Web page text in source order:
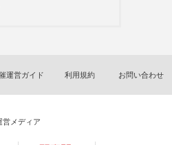
運営ガイド 利用規約 お問い合わせ
営メディア